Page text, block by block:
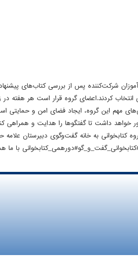
روانشناختی، دانش‌آموزان شرکت‌کننده پس از بررسی کتاب‌های
کردند.اعضای گروه قرار است هر هفته در
مهم این گروه، ایجاد فضای امن و حمایتی
خواهد داشت تا گفتگوها را هدایت و همراهی
با ما